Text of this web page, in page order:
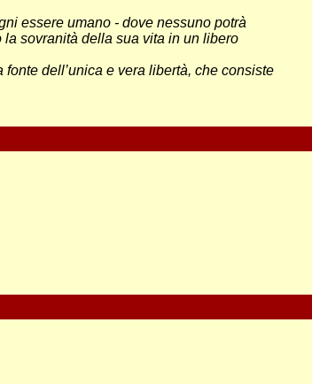
essere umano - dove nessuno potrà
sovranità della sua vita in un libero
dell’unica e vera libertà, che consiste